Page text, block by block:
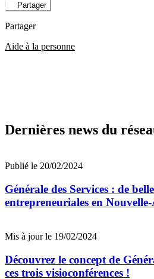
Partager
Partager
Aide à la personne
Dernières news du
Publié le 20/02/2024
Générale des Services : de
entrepreneuriales en
Mis à jour le 19/02/2024
Découvrez le concept de
ces trois visioconférences !